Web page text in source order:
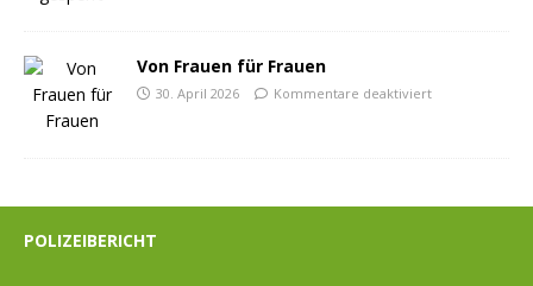
Von Frauen für Frauen
30. April 2026 Kommentare deaktiviert
POLIZEIBERICHT